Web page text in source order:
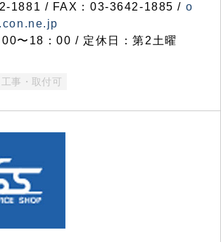
1881 / FAX：03-3642-1885 / o
〜18：00 / 定休日：第2土曜
工事・取付可